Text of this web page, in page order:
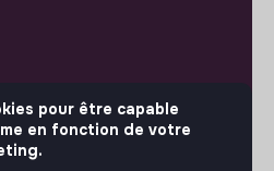
pour être capable
en fonction de votre